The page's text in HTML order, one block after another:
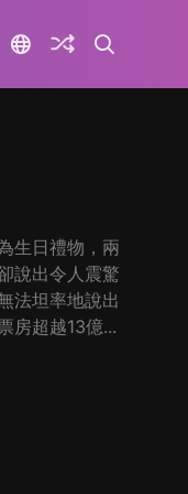
生日禮物，兩
說出令人震驚
法坦率地說出
房超越13億...